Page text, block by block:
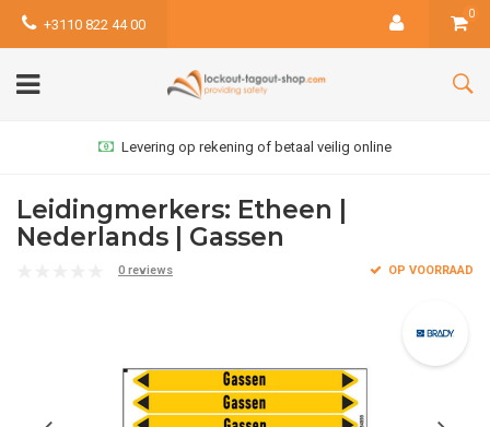
+3110 822 44 00
0
Levering op rekening of betaal veilig online
Leidingmerkers: Etheen |
Nederlands | Gassen
0 reviews OP VOORRAAD